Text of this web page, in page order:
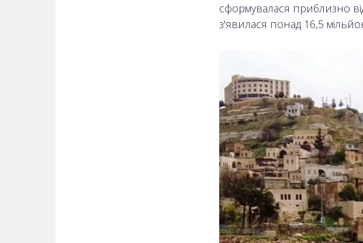
сформувалася приблизно
з'явилася понад 16,5